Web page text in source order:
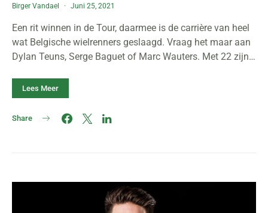
Birger Vandael Juni 25, 2021
Een rit winnen in de Tour, daarmee is de carrière van heel
wat Belgische wielrenners geslaagd. Vraag het maar aan
Dylan Teuns, Serge Baguet of Marc Wauters. Met 22 zijn…
Lees Meer
Share